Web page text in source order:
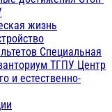
жизнь
Специальная
ТГПУ Центр
и естественно-